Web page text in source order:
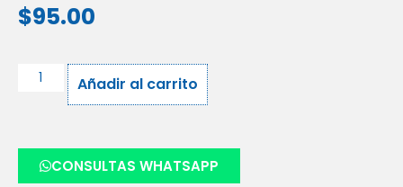
$95.00
Añadir al carrito
CONSULTAS WHATSAPP